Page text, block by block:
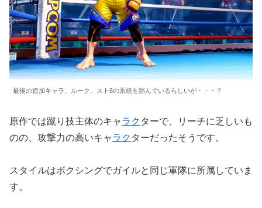
最後の追加キャラ、ルーク。スト6の系統を踏んでいるらしいが・・・？
原作では蹴り技主体のキャラク ターで、リーチに乏しいも
のの、攻撃力の高いキャラク ターだったそうです。
スタイルはボクシングでガイルと同じ軍隊に所属していま
す。